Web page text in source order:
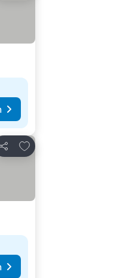
แชร์
เพิ่มในรายการโปรด